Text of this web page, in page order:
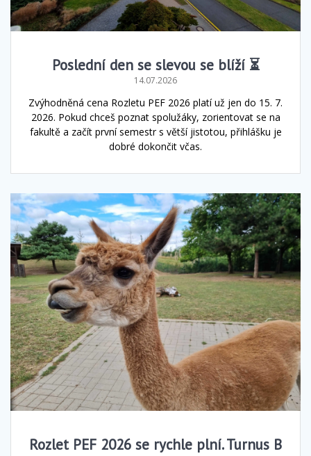
Poslední den se slevou se blíží ⏳
14.07.2026
Zvýhodněná cena Rozletu PEF 2026 platí už jen do 15. 7.
2026. Pokud chceš poznat spolužáky, zorientovat se na
fakultě a začít první semestr s větší jistotou, přihlášku je
dobré dokončit včas.
Rozlet PEF 2026 se rychle plní. Turnus B